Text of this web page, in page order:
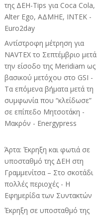
της ΔΕΗ-Tips για Coca Cola,
Alter Ego, ΑΔΜΗΕ, ΙΝΤΕΚ -
Euro2day
Αντίστροφη μέτρηση για
NAVTEX το Σεπτέμβριο μετά
την είσοδο της Meridiam ως
βασικού μετόχου στο GSI -
Τα επόμενα βήματα μετά τη
συμφωνία που “κλείδωσε”
σε επίπεδο Μητσοτάκη -
Μακρόν - Energypress
Άρτα: Έκρηξη και φωτιά σε
υποσταθμό της ΔΕΗ στη
Γραμμενίτσα – Στο σκοτάδι
πολλές περιοχές - Η
Εφημερίδα των Συντακτών
Έκρηξη σε υποσταθμό της